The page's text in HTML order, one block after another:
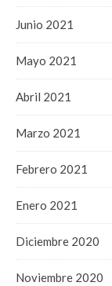
Junio 2021
Mayo 2021
Abril 2021
Marzo 2021
Febrero 2021
Enero 2021
Diciembre 2020
Noviembre 2020